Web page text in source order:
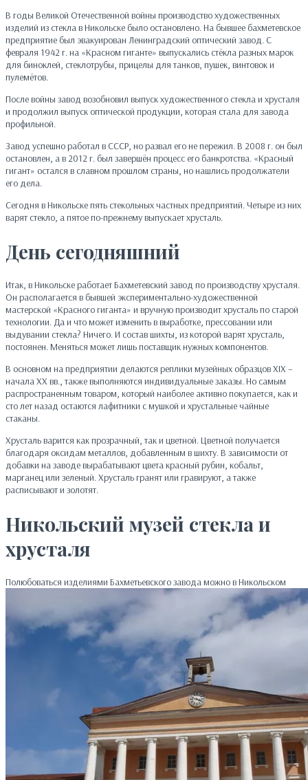
В годы Великой Отечественной войны производство художественных
изделий из стекла в Никольске было остановлено. На бывшее бахметевское
предприятие был эвакуирован Ленинградский оптический завод. С
февраля 1942 г. на «Красном гиганте» выпускались стёкла разных марок
для биноклей, стеклотрубы, прицелы для танков, пушек, винтовок и
пулемётов.
После войны завод возобновил выпуск художественного стекла и хрусталя
и продолжил выпуск оптической продукции, которая стала для завода
профильной.
Завод успешно работал в СССР, но развал его не пережил. В 2008 г. он был
остановлен, а в 2012 г. был завершён процесс его банкротства. «Красный
гигант» остался в славном прошлом страны, но нашлись продолжатели
его дела.
Сегодня в Никольске пять стекольных частных предприятий. Четыре из них
варят стекло, а пятое по-прежнему выпускает хрусталь.
День сегодняшний
Итак, в Никольске работает Бахметевский завод по производству хрусталя.
Он располагается в бывшей экспериментально-художественной
мастерской «Красного гиганта» и вручную производит хрусталь по старой
технологии. Да и что может изменить в выработке, прессовании или
выдувании стекла? Ничего. И состав шихты, из которой варят хрусталь,
постоянен. Меняться может лишь поставщик нужных компонентов.
В основном на предприятии делаются реплики музейных образцов XIX –
начала XX вв., также выполняются индивидуальные заказы. Но самым
распространенным товаром, который наиболее активно покупается, как и
сто лет назад остаются лафитники с мушкой и хрустальные чайные
стаканы.
Хрусталь варится как прозрачный, так и цветной. Цветной получается
благодаря оксидам металлов, добавленным в шихту. В зависимости от
добавки на заводе вырабатывают цвета красный рубин, кобальт,
марганец или зеленый. Хрусталь гранят или гравируют, а также
расписывают и золотят.
Никольский музей стекла и
хрусталя
Полюбоваться изделиями Бахметьевского завода можно в Никольском